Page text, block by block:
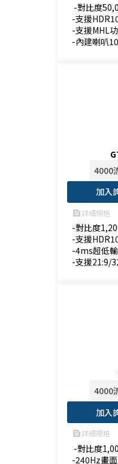
-對比度
-支援
-支援MHL
-內建喇叭
4000
加入
feed詳細規格
-對比度
-支援
-4ms超低
-支援21:9/
4000
加入
feed詳細規格
-對比度
-240Hz畫